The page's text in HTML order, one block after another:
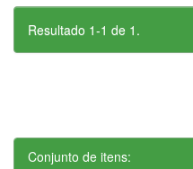
Resultado 1-1 de 1.
Conjunto de itens: